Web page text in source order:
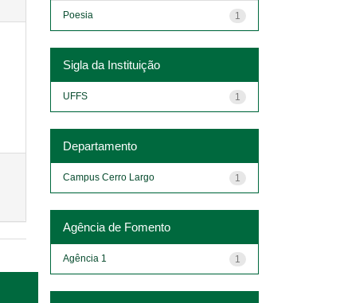
1
Poesia
Sigla da Instituição
1
UFFS
Departamento
1
Campus Cerro Largo
Agência de Fomento
1
Agência 1